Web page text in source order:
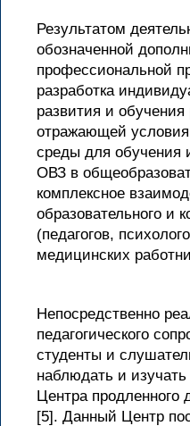
Результатом
обозначенной
профессиональной
разработка
развития и
отражающей
среды для обучения
ОВЗ в
комплексное
образовательного и
(педагогов,
медицинских
Непосредственно
педагогического
студенты и
наблюдать и
Центра продленного
[5]. Данный Центр